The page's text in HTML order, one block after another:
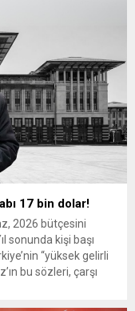
17 bin dolar!
2026 bütçesini
sonunda kişi başı
“yüksek gelirli
bu sözleri, çarşı